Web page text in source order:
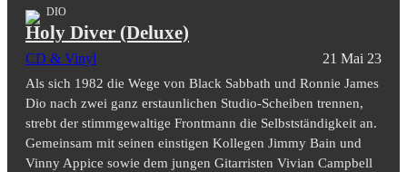
DIO
Holy Diver (Deluxe)
CD & Vinyl 21 Mai 23
Als sich 1982 die Wege von Black Sabbath und Ronnie James
Dio nach zwei ganz erstaunlichen Studio-Scheiben trennen,
strebt der stimmgewaltige Frontmann die Selbstständigkeit an.
Gemeinsam mit seinen einstigen Kollegen Jimmy Bain und
Vinny Appice sowie dem jungen Gitarristen Vivian Campbell